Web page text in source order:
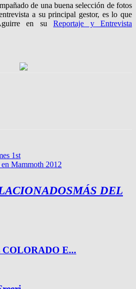
de una buena selección de fotos
a su principal gestor, es lo que
en su Reportaje y Entrevista
1st
Mammoth 2012
MÁS DEL
E...